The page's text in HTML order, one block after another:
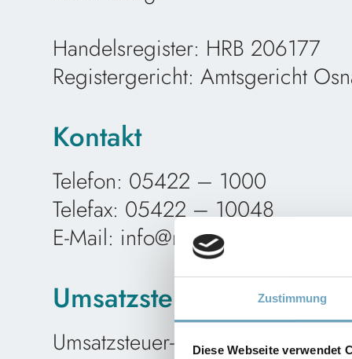
Zustimmung
Diese Webseite verwendet
Handelsregister: HRB 206177
Registergericht: Amtsgericht
Kontakt
Telefon: 05422 – 1000
Telefax: 05422 – 10048
E-Mail: info@multimatic.de
Umsatzsteuer-ID
Umsatzsteuer-